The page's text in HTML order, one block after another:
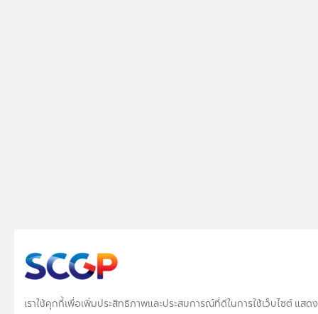
เราใช้คุกกี้เพื่อเพิ่มประสิทธิภาพและประสบการณ์ที่ดีในการใช้เว็บไซต์ แส